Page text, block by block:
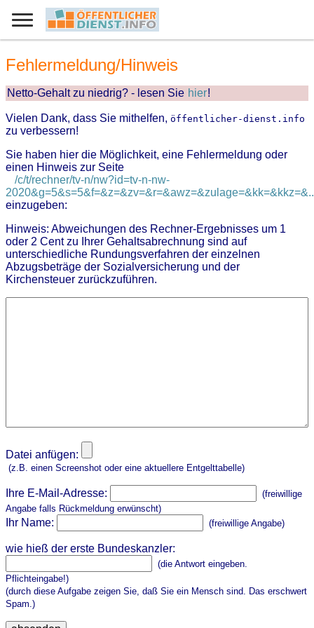
Fehlermeldung/Hinweis
Netto-Gehalt zu niedrig? - lesen Sie hier!
Vielen Dank, dass Sie mithelfen, öffentlicher-dienst.info
zu verbessern!
Sie haben hier die Möglichkeit, eine Fehlermeldung oder
einen Hinweis zur Seite
/c/t/rechner/tv-n/nw?id=tv-n-nw-
einzugeben:
Hinweis: Abweichungen des Rechner-Ergebnisses um 1
oder 2 Cent zu Ihrer Gehaltsabrechnung sind auf
unterschiedliche Rundungsverfahren der einzelnen
Abzugsbeträge der Sozialversicherung und der
Kirchensteuer zurückzuführen.
Datei anfügen:
(z.B. einen Screenshot oder eine aktuellere Entgelttabelle)
Ihre E-Mail-Adresse:
(freiwillige
Angabe falls Rückmeldung erwünscht)
Ihr Name: (freiwillige Angabe)
wie hieß der erste Bundeskanzler:
(die Antwort eingeben.
Pflichteingabe!)
(durch diese Aufgabe zeigen Sie, daß Sie ein Mensch sind. Das erschwert
Spam.)